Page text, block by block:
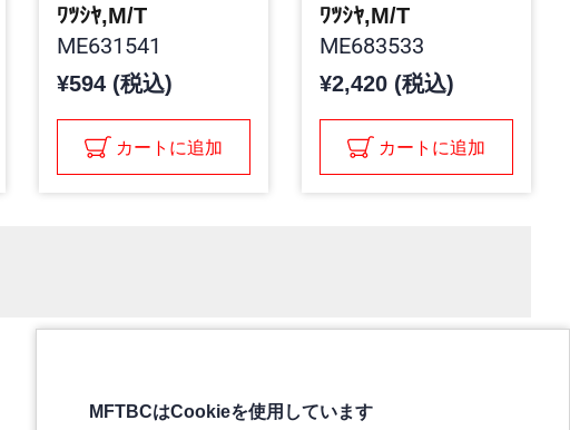
ﾜﾂｼﾔ,M/T
ME631541
¥594 (税込)
カートに追加
ﾜﾂｼﾔ,M/T
ME683533
¥2,420 (税込)
カートに追加
MFTBCはCookieを使用しています